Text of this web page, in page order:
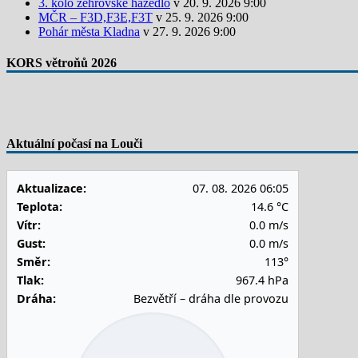
MČR – F3D,F3E,F3T v 25. 9. 2026 9:00
Pohár města Kladna v 27. 9. 2026 9:00
KORS větroňů 2026
Aktuální počasí na Louči
Aktualizace:
07. 08. 2026 06:05
Teplota:
14.6 °C
Vítr:
0.0 m/s
Gust:
0.0 m/s
Směr:
113°
Tlak:
967.4 hPa
Dráha:
Bezvětří – dráha dle provozu